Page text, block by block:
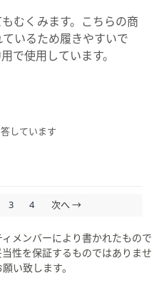
むくみます。こちらの商
いるため履きやすいで
で使用しています。
しています
3 4 次へ →
メンバーにより書かれたもので
性を保証するものではありませ
い致します。